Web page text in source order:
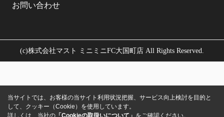
お問い合わせ
(c)株式会社マスト ミニミニFC大国町店 All Rights Reserved.
当サイトでは、お客様の当サイト利用状況把握、サービス向上検討を目的と
して、クッキー（Cookie）を使用しています。
詳しくは、当社の 「Cookieの取扱いについて」 をご確認ください。